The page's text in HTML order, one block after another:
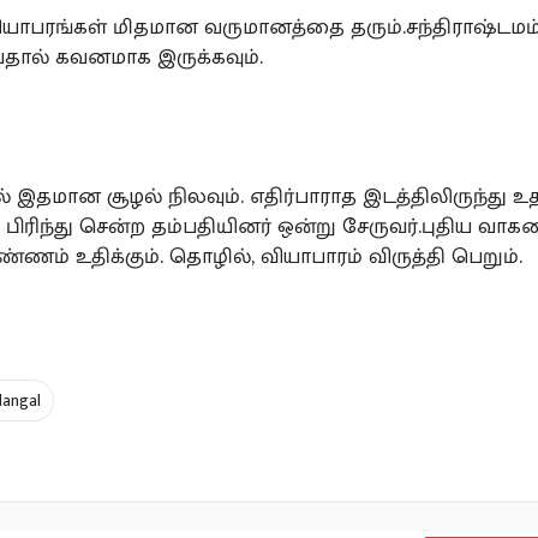
மிதமான வருமானத்தை
கவனமாக இருக்கவும்.
இதமான சூழல் நிலவும். எதிர்பாராத இடத்திலிருந்து
சென்ற தம்பதியினர் ஒன்று சேருவர்.புதிய
உதிக்கும். தொழில், வியாபாரம் விருத்தி பெறும்.